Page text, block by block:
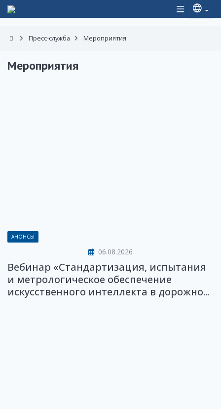
Пресс-служба Мероприятия
Мероприятия
АНОНСЫ
06.08.2026
Вебинар «Стандартизация, испытания
и метрологическое обеспечение
искусственного интеллекта в дорожно...